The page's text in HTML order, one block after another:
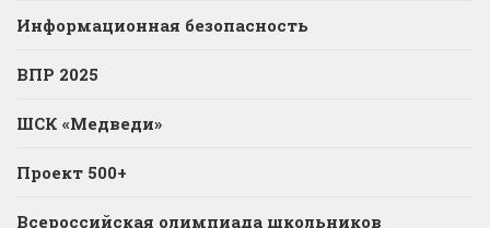
Информационная безопасность
ВПР 2025
ШСК «Медведи»
Проект 500+
Всероссийская олимпиада школьников